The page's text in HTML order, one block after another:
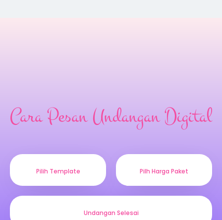
Undangan Selesai
Pembayaran Proses Pembuatan